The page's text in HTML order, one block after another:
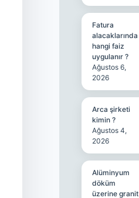
Fatura
alacaklarında
hangi faiz
uygulanır ?
Ağustos 6,
2026
Arca şirketi
kimin ?
Ağustos 4,
2026
Alüminyum
döküm
üzerine granit